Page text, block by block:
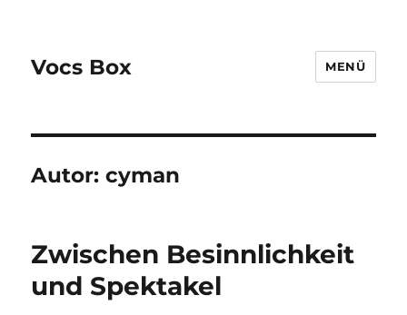
Vocs Box MENÜ
Autor:cyman
Zwischen Besinnlichkeit
und Spektakel